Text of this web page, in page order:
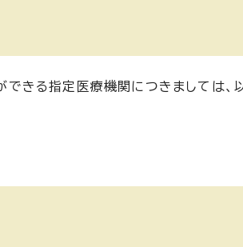
きる指定医療機関につきましては、